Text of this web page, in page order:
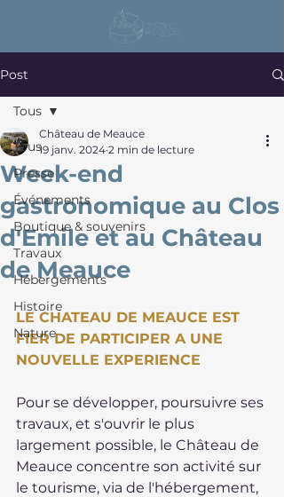
Post
Tous
Presse
Événements
Boutique & souvenirs
Travaux
Hébergements
Histoire
Nature
Tous
Week-end
gastronomique au Clos
d'Emile et au Château
de Meauce
Château de Meauce
19 janv. 2024 2 min de lecture
LE CHATEAU DE MEAUCE EST
FIER DE PARTICIPER A UNE
NOUVELLE EXPERIENCE
Pour se développer, poursuivre ses
travaux, et s'ouvrir le plus
largement possible, le Château de
Meauce concentre son activité sur
le tourisme, via de l'hébergement,